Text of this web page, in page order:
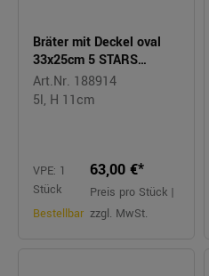
Bräter mit Deckel oval
33x25cm 5 STARS
anthrazit
Art.Nr. 188914
5l, H 11cm
VPE: 1
Stück
Bestellbar
63,00 €*
Preis pro Stück |
zzgl. MwSt.